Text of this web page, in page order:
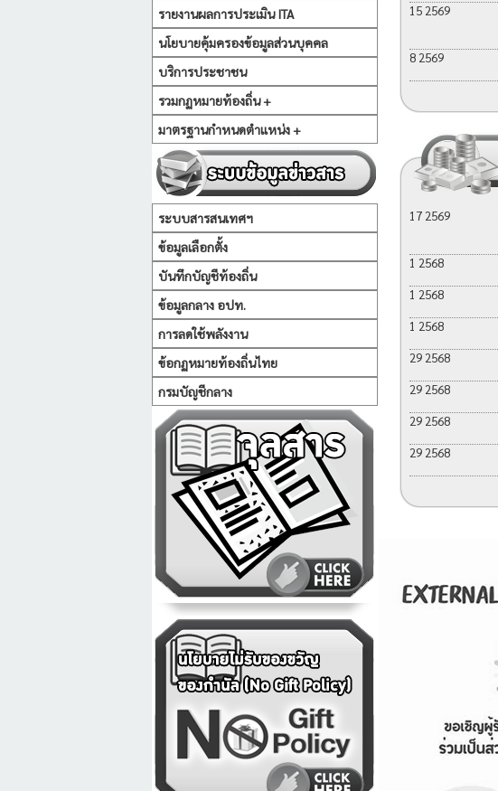
รายงานผลการประเมิน ITA
นโยบายคุ้มครองข้อมูลส่วนบุคคล
บริการประชาชน
รวมกฏหมายท้องถิ่น +
มาตรฐานกำหนดตำแหน่ง +
ระบบสารสนเทศฯ
ข้อมูลเลือกตั้ง
บันทึกบัญชีท้องถิ่น
ข้อมูลกลาง อปท.
การลดใช้พลังงาน
ข้อกฏหมายท้องถิ่นไทย
กรมบัญชีกลาง
15 2569
8 2569
17 2569
1 2568
1 2568
1 2568
29 2568
29 2568
29 2568
29 2568